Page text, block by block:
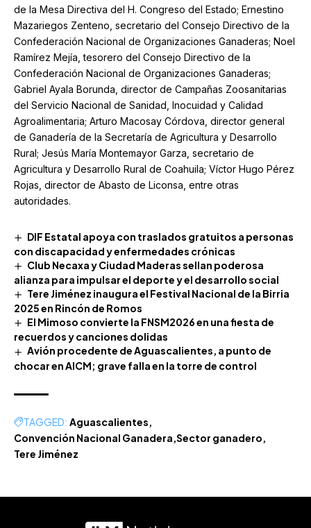
de la Mesa Directiva del H. Congreso del Estado; Ernestino
Mazariegos Zenteno, secretario del Consejo Directivo de la
Confederación Nacional de Organizaciones Ganaderas; Noel
Ramírez Mejía, tesorero del Consejo Directivo de la
Confederación Nacional de Organizaciones Ganaderas;
Gabriel Ayala Borunda, director de Campañas Zoosanitarias
del Servicio Nacional de Sanidad, Inocuidad y Calidad
Agroalimentaria; Arturo Macosay Córdova, director general
de Ganadería de la Secretaría de Agricultura y Desarrollo
Rural; Jesús María Montemayor Garza, secretario de
Agricultura y Desarrollo Rural de Coahuila; Víctor Hugo Pérez
Rojas, director de Abasto de Liconsa, entre otras
autoridades.
DIF Estatal apoya con traslados gratuitos a personas
con discapacidad y enfermedades crónicas
Club Necaxa y Ciudad Maderas sellan poderosa
alianza para impulsar el deporte y el desarrollo social
Tere Jiménez inaugura el Festival Nacional de la Birria
2025 en Rincón de Romos
El Mimoso convierte la FNSM2026 en una fiesta de
recuerdos y canciones dolidas
Avión procedente de Aguascalientes, a punto de
chocar en AICM; grave falla en la torre de control
TAGGED: Aguascalientes
Convención Nacional Ganadera Sector ganadero
Tere Jiménez